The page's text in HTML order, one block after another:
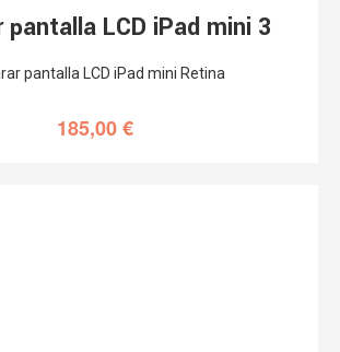
pantalla LCD iPad mini 3
pantalla LCD iPad mini Retina
185,00€